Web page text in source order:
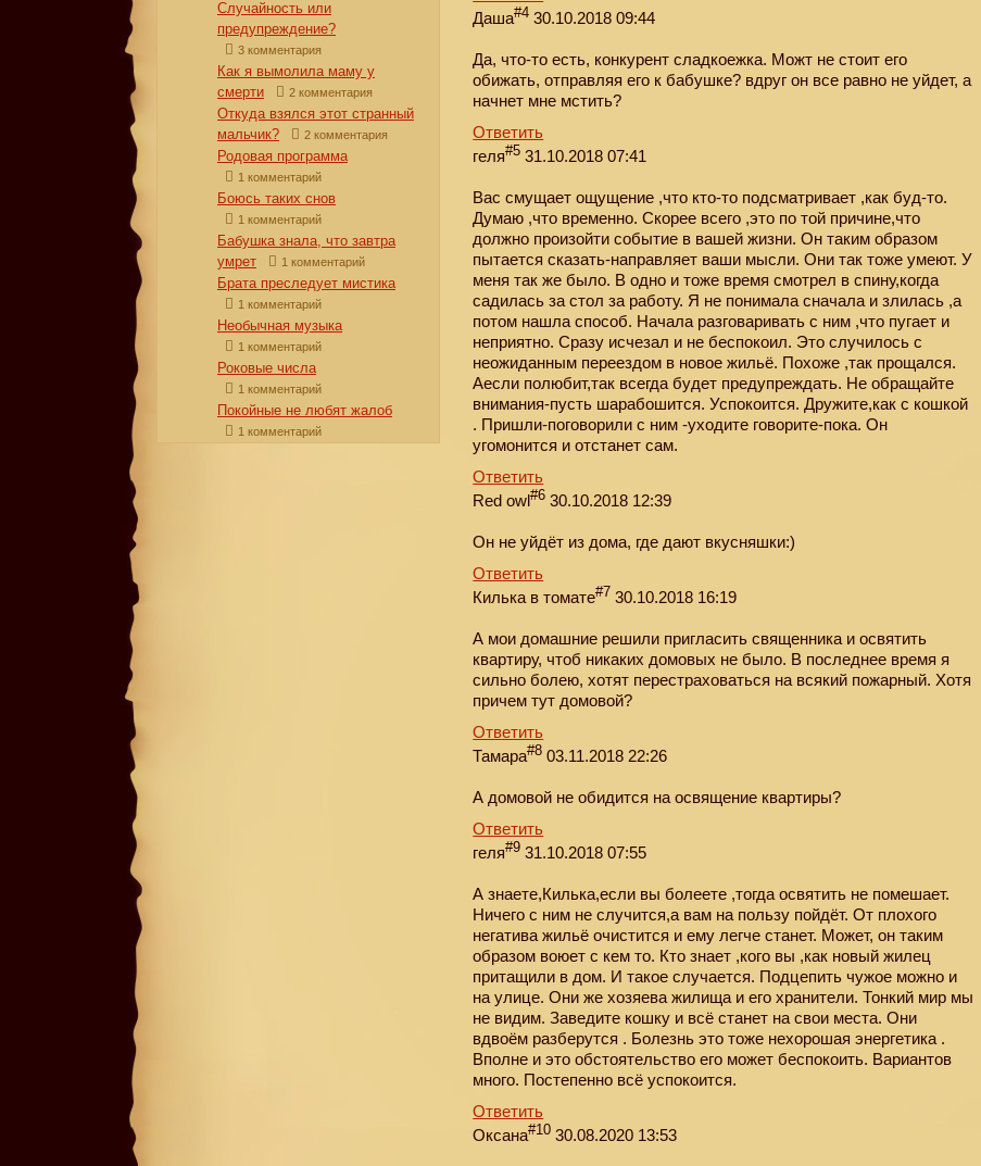
Даша#4 30.10.2018 09:44
Да, что-то есть, конкурент сладкоежка. Можт не стоит его
обижать, отправляя его к бабушке? вдруг он все равно не уйдет, а
начнет мне мстить?
Ответить
геля#5 31.10.2018 07:41
Вас смущает ощущение ,что кто-то подсматривает ,как буд-то.
Думаю ,что временно. Скорее всего ,это по той причине,что
должно произойти событие в вашей жизни. Он таким образом
пытается сказать-направляет ваши мысли. Они так тоже умеют. У
меня так же было. В одно и тоже время смотрел в спину,когда
садилась за стол за работу. Я не понимала сначала и злилась ,а
потом нашла способ. Начала разговаривать с ним ,что пугает и
неприятно. Сразу исчезал и не беспокоил. Это случилось с
неожиданным переездом в новое жильё. Похоже ,так прощался.
Аесли полюбит,так всегда будет предупреждать. Не обращайте
внимания-пусть шарабошится. Успокоится. Дружите,как с кошкой
. Пришли-поговорили с ним -уходите говорите-пока. Он
угомонится и отстанет сам.
Ответить
Red owl#6 30.10.2018 12:39
Он не уйдёт из дома, где дают вкусняшки:)
Ответить
Килька в томате#7 30.10.2018 16:19
А мои домашние решили пригласить священника и освятить
квартиру, чтоб никаких домовых не было. В последнее время я
сильно болею, хотят перестраховаться на всякий пожарный. Хотя
причем тут домовой?
Ответить
Тамара#8 03.11.2018 22:26
А домовой не обидится на освящение квартиры?
Ответить
геля#9 31.10.2018 07:55
А знаете,Килька,если вы болеете ,тогда освятить не помешает.
Ничего с ним не случится,а вам на пользу пойдёт. От плохого
негатива жильё очистится и ему легче станет. Может, он таким
образом воюет с кем то. Кто знает ,кого вы ,как новый жилец
притащили в дом. И такое случается. Подцепить чужое можно и
на улице. Они же хозяева жилища и его хранители. Тонкий мир мы
не видим. Заведите кошку и всё станет на свои места. Они
вдвоём разберутся . Болезнь это тоже нехорошая энергетика .
Вполне и это обстоятельство его может беспокоить. Вариантов
много. Постепенно всё успокоится.
Ответить
Оксана#10 30.08.2020 13:53
Случайность или
предупреждение?
3 комментария
Как я вымолила маму у
смерти
2 комментария
Откуда взялся этот странный
мальчик?
2 комментария
Родовая программа
1 комментарий
Боюсь таких снов
1 комментарий
Бабушка знала, что завтра
умрет
1 комментарий
Брата преследует мистика
1 комментарий
Необычная музыка
1 комментарий
Роковые числа
1 комментарий
Покойные не любят жалоб
1 комментарий